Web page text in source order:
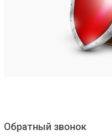
Обратный звонок